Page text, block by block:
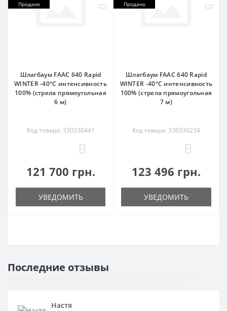
Продано
Шлагбаум FAAC 640 Rapid
WINTER -40°C интенсивность
100% (стрела прямоугольная
6 м)
Код товара: 330330441
121 700 грн.
УВЕДОМИТЬ
Продано
Шлагбаум FAAC 640 Rapid
WINTER -40°C интенсивность
100% (стрела прямоугольная
7 м)
Код товара: 330330234
123 496 грн.
УВЕДОМИТЬ
Последние отзывы
Настя